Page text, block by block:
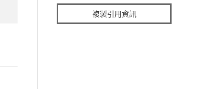
複製引用資訊